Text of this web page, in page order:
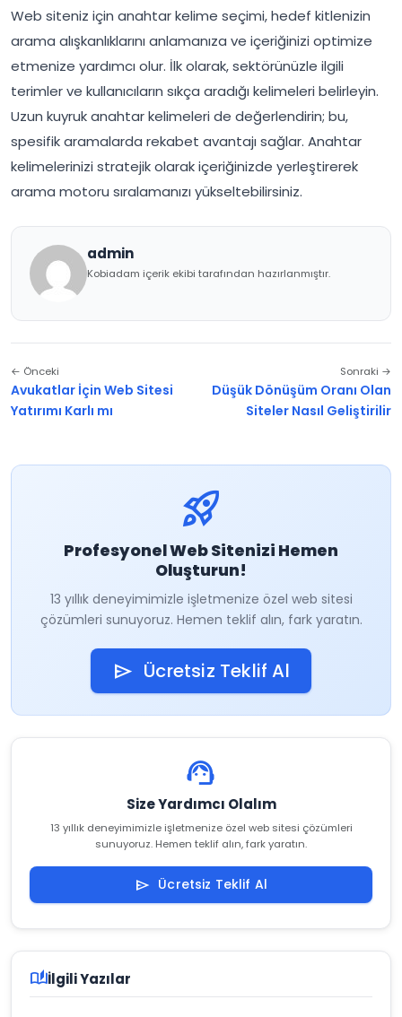
Web siteniz için anahtar kelime seçimi, hedef kitlenizin
arama alışkanlıklarını anlamanıza ve içeriğinizi optimize
etmenize yardımcı olur. İlk olarak, sektörünüzle ilgili
terimler ve kullanıcıların sıkça aradığı kelimeleri belirleyin.
Uzun kuyruk anahtar kelimeleri de değerlendirin; bu,
spesifik aramalarda rekabet avantajı sağlar. Anahtar
kelimelerinizi stratejik olarak içeriğinizde yerleştirerek
arama motoru sıralamanızı yükseltebilirsiniz.
admin
Kobiadam içerik ekibi tarafından hazırlanmıştır.
← Önceki
Avukatlar İçin Web Sitesi
Yatırımı Karlı mı
Sonraki →
Düşük Dönüşüm Oranı Olan
Siteler Nasıl Geliştirilir
rocket_launch
Profesyonel Web Sitenizi Hemen
Oluşturun!
13 yıllık deneyimimizle işletmenize özel web sitesi
çözümleri sunuyoruz. Hemen teklif alın, fark yaratın.
send Ücretsiz Teklif Al
support_agent
Size Yardımcı Olalım
13 yıllık deneyimimizle işletmenize özel web sitesi çözümleri
sunuyoruz. Hemen teklif alın, fark yaratın.
send Ücretsiz Teklif Al
auto_storiesİlgili Yazılar